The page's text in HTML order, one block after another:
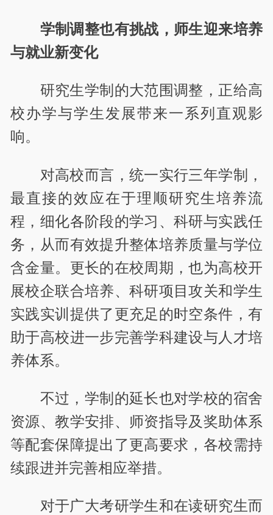
学制调整也有挑战，师生迎来培养
与就业新变化
研究生学制的大范围调整，正给高
校办学与学生发展带来一系列直观影
响。
对高校而言，统一实行三年学制，
最直接的效应在于理顺研究生培养流
程，细化各阶段的学习、科研与实践任
务，从而有效提升整体培养质量与学位
含金量。更长的在校周期，也为高校开
展校企联合培养、科研项目攻关和学生
实践实训提供了更充足的时空条件，有
助于高校进一步完善学科建设与人才培
养体系。
不过，学制的延长也对学校的宿舍
资源、教学安排、师资指导及奖助体系
等配套保障提出了更高要求，各校需持
续跟进并完善相应举措。
对于广大考研学生和在读研究生而